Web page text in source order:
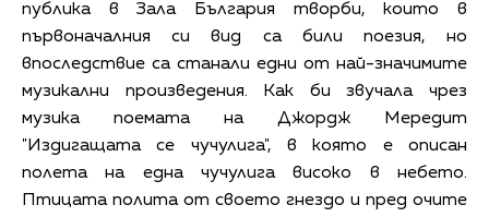
публика в Зала България творби, които в
първоначалния си вид са били поезия, но
впоследствие са станали едни от най-значимите
музикални произведения. Как би звучала чрез
музика поемата на Джордж Мередит
"Издигащата се чучулига", в която е описан
полета на една чучулига високо в небето.
Птицата полита от своето гнездо и пред очите